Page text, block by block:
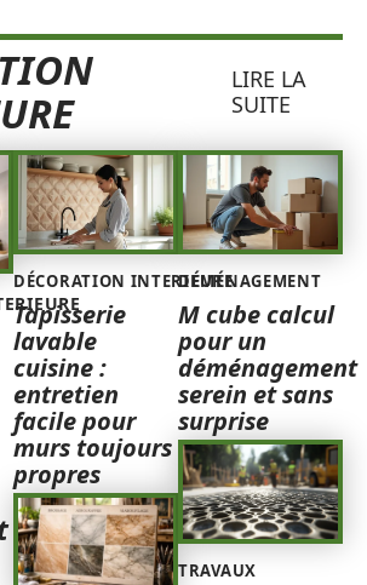
LIRE LA
SUITE
DÉCORATION INTERIEURE
Tapisserie
lavable
cuisine :
entretien
facile pour
murs toujours
propres
DÉMÉNAGEMENT
M cube calcul
pour un
déménagement
serein et sans
surprise
TRAVAUX